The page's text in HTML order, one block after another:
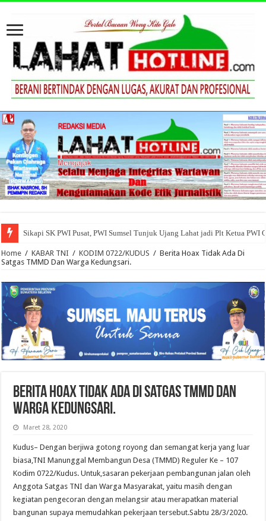
Sikapi SK PWI Pusat, PWI Sumsel Tunjuk Ujang Lahat jadi Plt Ketua PWI
Home / KABAR TNI / KODIM 0722/KUDUS / Berita Hoax Tidak Ada Di
Satgas TMMD Dan Warga Kedungsari.
Berita Hoax Tidak Ada Di Satgas TMMD Dan
Warga Kedungsari.
Maret 28, 2020
Kudus– Dengan berjiwa gotong royong dan semangat kerja yang luar
biasa,TNI Manunggal Membangun Desa (TMMD) Reguler Ke – 107
Kodim 0722/Kudus. Untuk,sasaran pekerjaan pembangunan jalan oleh
Anggota Satgas TNI dan Warga Masyarakat, yaitu masih dengan
kegiatan pengecoran dengan melangsir atau merapatkan material
bangunan supaya memudahkan pekerjaan tersebut.Sabtu 28/3/2020.